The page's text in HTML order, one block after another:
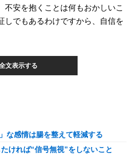
不安を抱くことは何もおかしいこ
しでもあるわけですから、自信を
文表示する
な感情は腸を整えて軽減する
ければ“信号無視”をしないこと